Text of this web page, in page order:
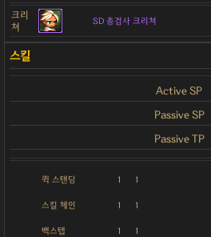
크리
쳐
SD 총검사 크리쳐
Active SP
Passive SP
Passive TP
퀵 스탠딩 1 1
스킬 체인 1 1
백스텝 1 1